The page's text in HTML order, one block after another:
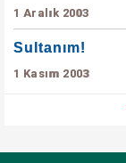
1 Aralık 2003
Sultanım!
1 Kasım 2003